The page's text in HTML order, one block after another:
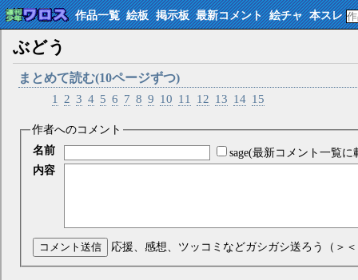
作品一覧 絵板 掲示板 最新コメント 絵チャ 本スレ
ぶどう
まとめて読む(10ページずつ)
1
2 3 4 5 6 7 8 9 10 11 12 13 14 15
作者へのコメント
名前
sage(最新コメント一覧に
内容
コメント送信 応援、感想、ツッコミなどガシガシ送ろう（＞